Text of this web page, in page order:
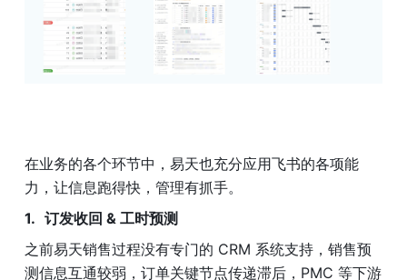
在业务的各个环节中，易天也充分应用飞书的各项能
力，让信息跑得快，管理有抓手。
订发收回 & 工时预测
之前易天销售过程没有专门的 CRM 系统支持，销售预
测信息互通较弱，订单关键节点传递滞后，PMC 等下游